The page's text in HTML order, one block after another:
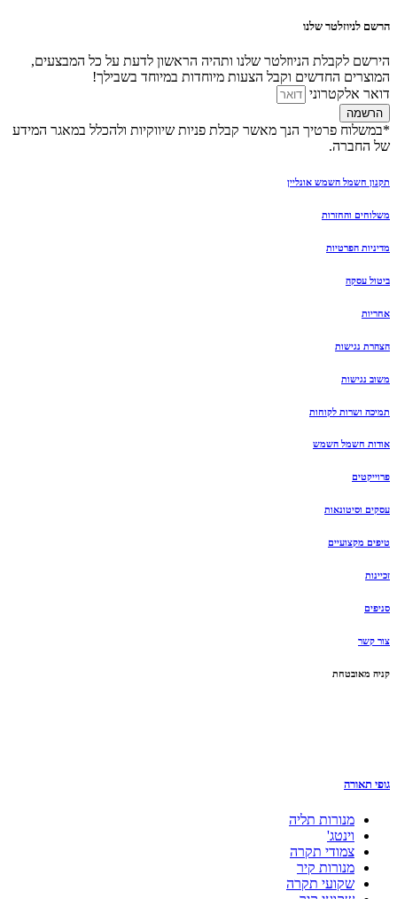
הרשם לניוזלטר שלנו
הירשם לקבלת הניוזלטר שלנו ותהיה הראשון לדעת על כל המבצעים,
המוצרים החדשים וקבל הצעות מיוחדות במיוחד בשבילך!
דואר אלקטרוני
הרשמה
*במשלוח פרטיך הנך מאשר קבלת פניות שיווקיות ולהכלל במאגר המידע
של החברה.
תקנון חשמל השמש אונליין
משלוחים והחזרות
מדיניות הפרטיות
ביטול עסקה
אחריות
הצהרת נגישות
משוב נגישות
תמיכה ושרות לקוחות
אודות חשמל השמש
פרוייקטים
עסקים וסיטונאות
טיפים מקצועיים
זכיינות
סניפים
צור קשר
קניה מאובטחת
גופי תאורה
מנורות תליה
וינטג'
צמודי תקרה
מנורות קיר
שקועי תקרה